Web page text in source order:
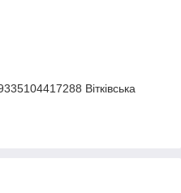
Вітківська